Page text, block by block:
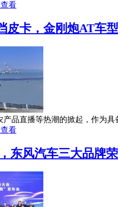
查看
皮卡，金刚炮AT车
产品直播等热潮的掀起，作为
查看
东风汽车三大品牌